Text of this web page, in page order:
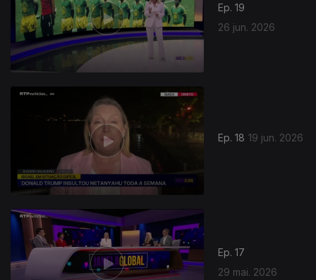
Ep. 19
26 jun. 2026
Ep. 18 19 jun. 2026
Ep. 17
29 mai. 2026